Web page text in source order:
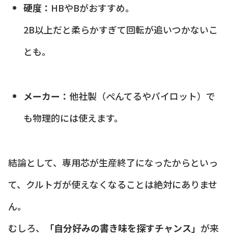
硬度： HBやBがおすすめ。
2B以上だと柔らかすぎて回転が追いつかないこ
とも。
メーカー： 他社製（ぺんてるやパイロット）で
も物理的には使えます。
結論として、専用芯が生産終了になったからといっ
て、クルトガが使えなくなることは絶対にありませ
ん。
むしろ、
「自分好みの書き味を探すチャンス」 が来